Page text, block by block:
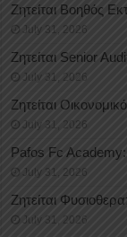
Ζητείται Βοηθός
July 31, 2026
Ζητείται Senior
July 31, 2026
Ζητείται
July 31, 2026
Pafos Fc Academy:
July 31, 2026
Ζητείται
July 31, 2026